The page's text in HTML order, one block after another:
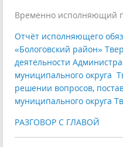
Временно исполняющий
Отчёт исполняющего
«Бологовский район»
деятельности
муниципального округа
решении вопросов,
муниципального округа
РАЗГОВОР С ГЛАВОЙ